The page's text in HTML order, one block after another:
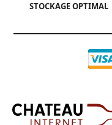
STOCKAGE OPTIMAL